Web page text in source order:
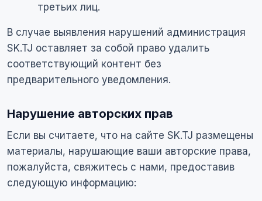
третьих лиц.
В случае выявления нарушений администрация
SK.TJ оставляет за собой право удалить
соответствующий контент без
предварительного уведомления.
Нарушение авторских прав
Если вы считаете, что на сайте SK.TJ размещены
материалы, нарушающие ваши авторские права,
пожалуйста, свяжитесь с нами, предоставив
следующую информацию: